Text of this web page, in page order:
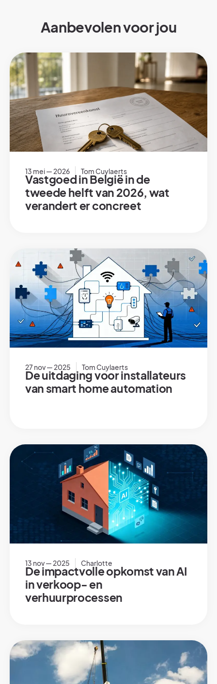
Aanbevolen voor jou
13 mei — 2026 Tom Cuylaerts
Vastgoed in België in de
tweede helft van 2026, wat
verandert er concreet
27 nov — 2025 Tom Cuylaerts
De uitdaging voor installateurs
van smart home automation
13 nov — 2025 Charlotte
De impactvolle opkomst van AI
in verkoop- en
verhuurprocessen